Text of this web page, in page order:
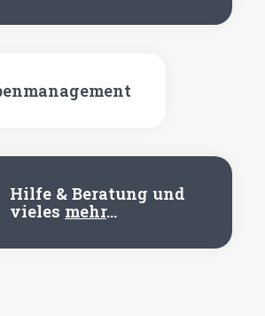
Hil­fe & Bera­tung und
vie­les mehr…